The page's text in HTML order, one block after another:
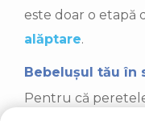
este doar o etapă
alăptare.
Bebelușul tău în
Pentru că